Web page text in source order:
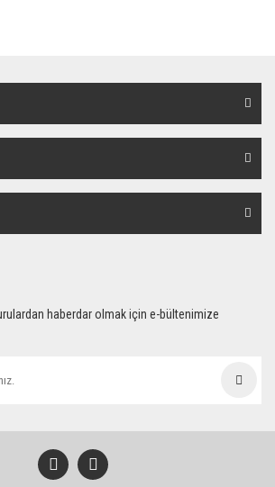
haberdar olmak için e-bültenimize